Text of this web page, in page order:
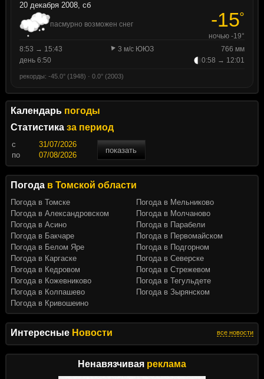
Интересные Новости все новости
Ненавязчивая реклама
20 декабря 2008, сб
пасмурно возможен снег -15°
ночью -19°
8:53 → 15:43
3 м/с ЮЮЗ
766 мм
день 6:50
0:58 → 12:01
рекорды: -45.0° (1948) · 0.0° (2003)
Календарь погоды
Статистика за период
c
показать
по
Погода в Томской области
Погода в Томске
Погода в Александровском
Погода в Асино
Погода в Бакчаре
Погода в Белом Яре
Погода в Каргаске
Погода в Кедровом
Погода в Кожевниково
Погода в Колпашево
Погода в Кривошеино
Погода в Мельниково
Погода в Молчаново
Погода в Парабели
Погода в Первомайском
Погода в Подгорном
Погода в Северске
Погода в Стрежевом
Погода в Тегульдете
Погода в Зырянском